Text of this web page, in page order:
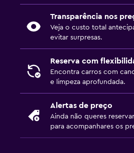
Transparência nos
Veja o custo total
evitar surpresas.
Reserva com
Encontra carros com
e limpeza aprofundada.
Alertas de preço
Ainda não queres
para acompanhares os